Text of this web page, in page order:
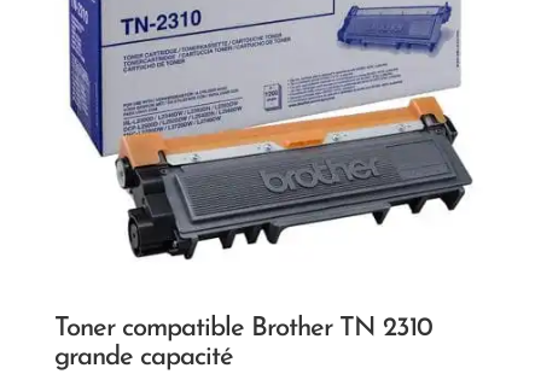
Toner compatible Brother TN 2310
grande capacité